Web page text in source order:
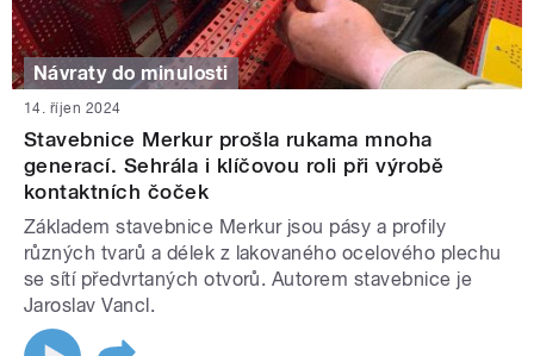
Návraty do minulosti
14. říjen 2024
Stavebnice Merkur prošla rukama mnoha
generací. Sehrála i klíčovou roli při výrobě
kontaktních čoček
Základem stavebnice Merkur jsou pásy a profily
různých tvarů a délek z lakovaného ocelového plechu
se sítí předvrtaných otvorů. Autorem stavebnice je
Jaroslav Vancl.